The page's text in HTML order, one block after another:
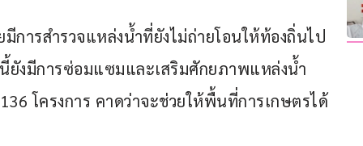
ารสำรวจแหล่งน้ำที่ยังไม่ถ่ายโอนให้ท้องถิ่นไป
ยังมีการซ่อมแซมและเสริมศักยภาพแหล่งน้ำ
โครงการ คาดว่าจะช่วยให้พื้นที่การเกษตรได้